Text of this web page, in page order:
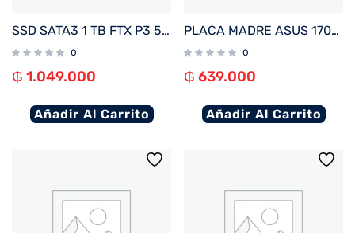
SSD SATA3 1 TB FTX P3 550/470 127147
0
₲ 1.049.000
Añadir Al Carrito
PLACA MADRE ASUS 1700 H610M-F D4 R2.0 PRIME S/R/HDMI/M2/USB3.2/MATX
0
₲ 639.000
Añadir Al Carrito